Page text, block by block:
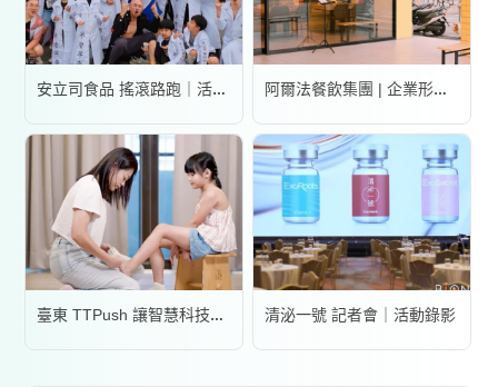
安立司食品 搖滾路跑｜活動錄影 阿爾法餐飲集團 | 企業形象宣傳片
臺東 TTPush 讓智慧科技更有溫度 | 形象影片 清泌一號 記者會｜活動錄影